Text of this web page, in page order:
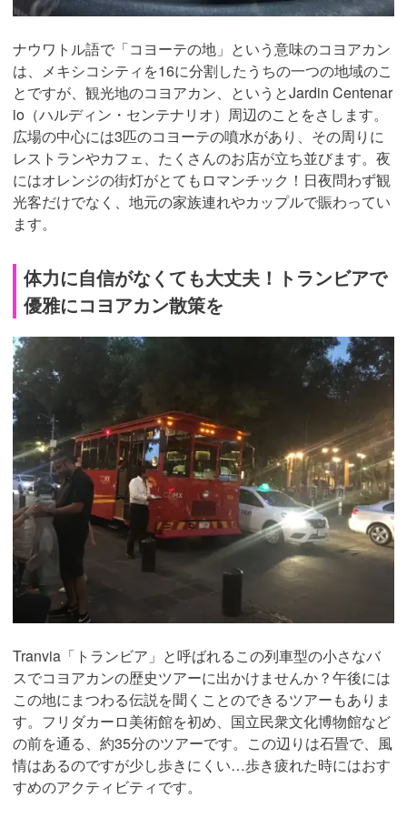
ナウワトル語で「コヨーテの地」という意味のコヨアカン
は、メキシコシティを16に分割したうちの一つの地域のこ
とですが、観光地のコヨアカン、というとJardin Centenar
io（ハルディン・センテナリオ）周辺のことをさします。
広場の中心には3匹のコヨーテの噴水があり、その周りに
レストランやカフェ、たくさんのお店が立ち並びます。夜
にはオレンジの街灯がとてもロマンチック！日夜問わず観
光客だけでなく、地元の家族連れやカップルで賑わってい
ます。
体力に自信がなくても大丈夫！トランビアで
優雅にコヨアカン散策を
Tranvia「トランビア」と呼ばれるこの列車型の小さなバ
スでコヨアカンの歴史ツアーに出かけませんか？午後には
この地にまつわる伝説を聞くことのできるツアーもありま
す。フリダカーロ美術館を初め、国立民衆文化博物館など
の前を通る、約35分のツアーです。この辺りは石畳で、風
情はあるのですが少し歩きにくい…歩き疲れた時にはおす
すめのアクティビティです。